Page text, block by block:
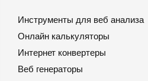
Инструменты для веб анализа
Онлайн калькуляторы
Интернет конвертеры
Веб генераторы